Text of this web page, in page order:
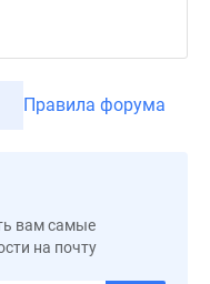
Правила форума
вам самые
на почту